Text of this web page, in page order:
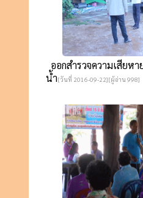
ออกสำรวจความเสียห
น้ำ[วันที่ 2016-09-22][ผู้อ่าน 998]